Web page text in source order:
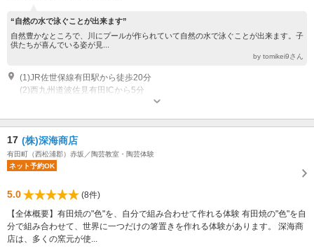
“自然の水で泳ぐことが出来ます”
自然豊かなところで、川にプールが作られていて自然の水で泳ぐことが出来ます。子
供たちが喜んでいる姿が見...
by tomikei9さん
(1)JR佐世保線有田駅から徒歩20分
(2)西九州道波佐見有田ICから5分
17 (株)深海商店
有田町（西松浦郡）赤坂／陶芸教室・陶芸体験
ネット予約OK
5.0
(8件)
【全体概要】有田焼の"色"を、自分で組み合わせて作れる体験 有田焼の"色"を自
分で組み合わせて、世界に一つだけの箸置きを作れる体験があります。 深海商
店は、多くの窯元が使...